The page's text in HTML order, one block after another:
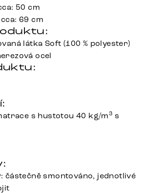
50 cm
69 cm
látka Soft (100 % polyester)
ocel
s hustotou 40 kg/m3 s
částečně smontováno, jednotlivé